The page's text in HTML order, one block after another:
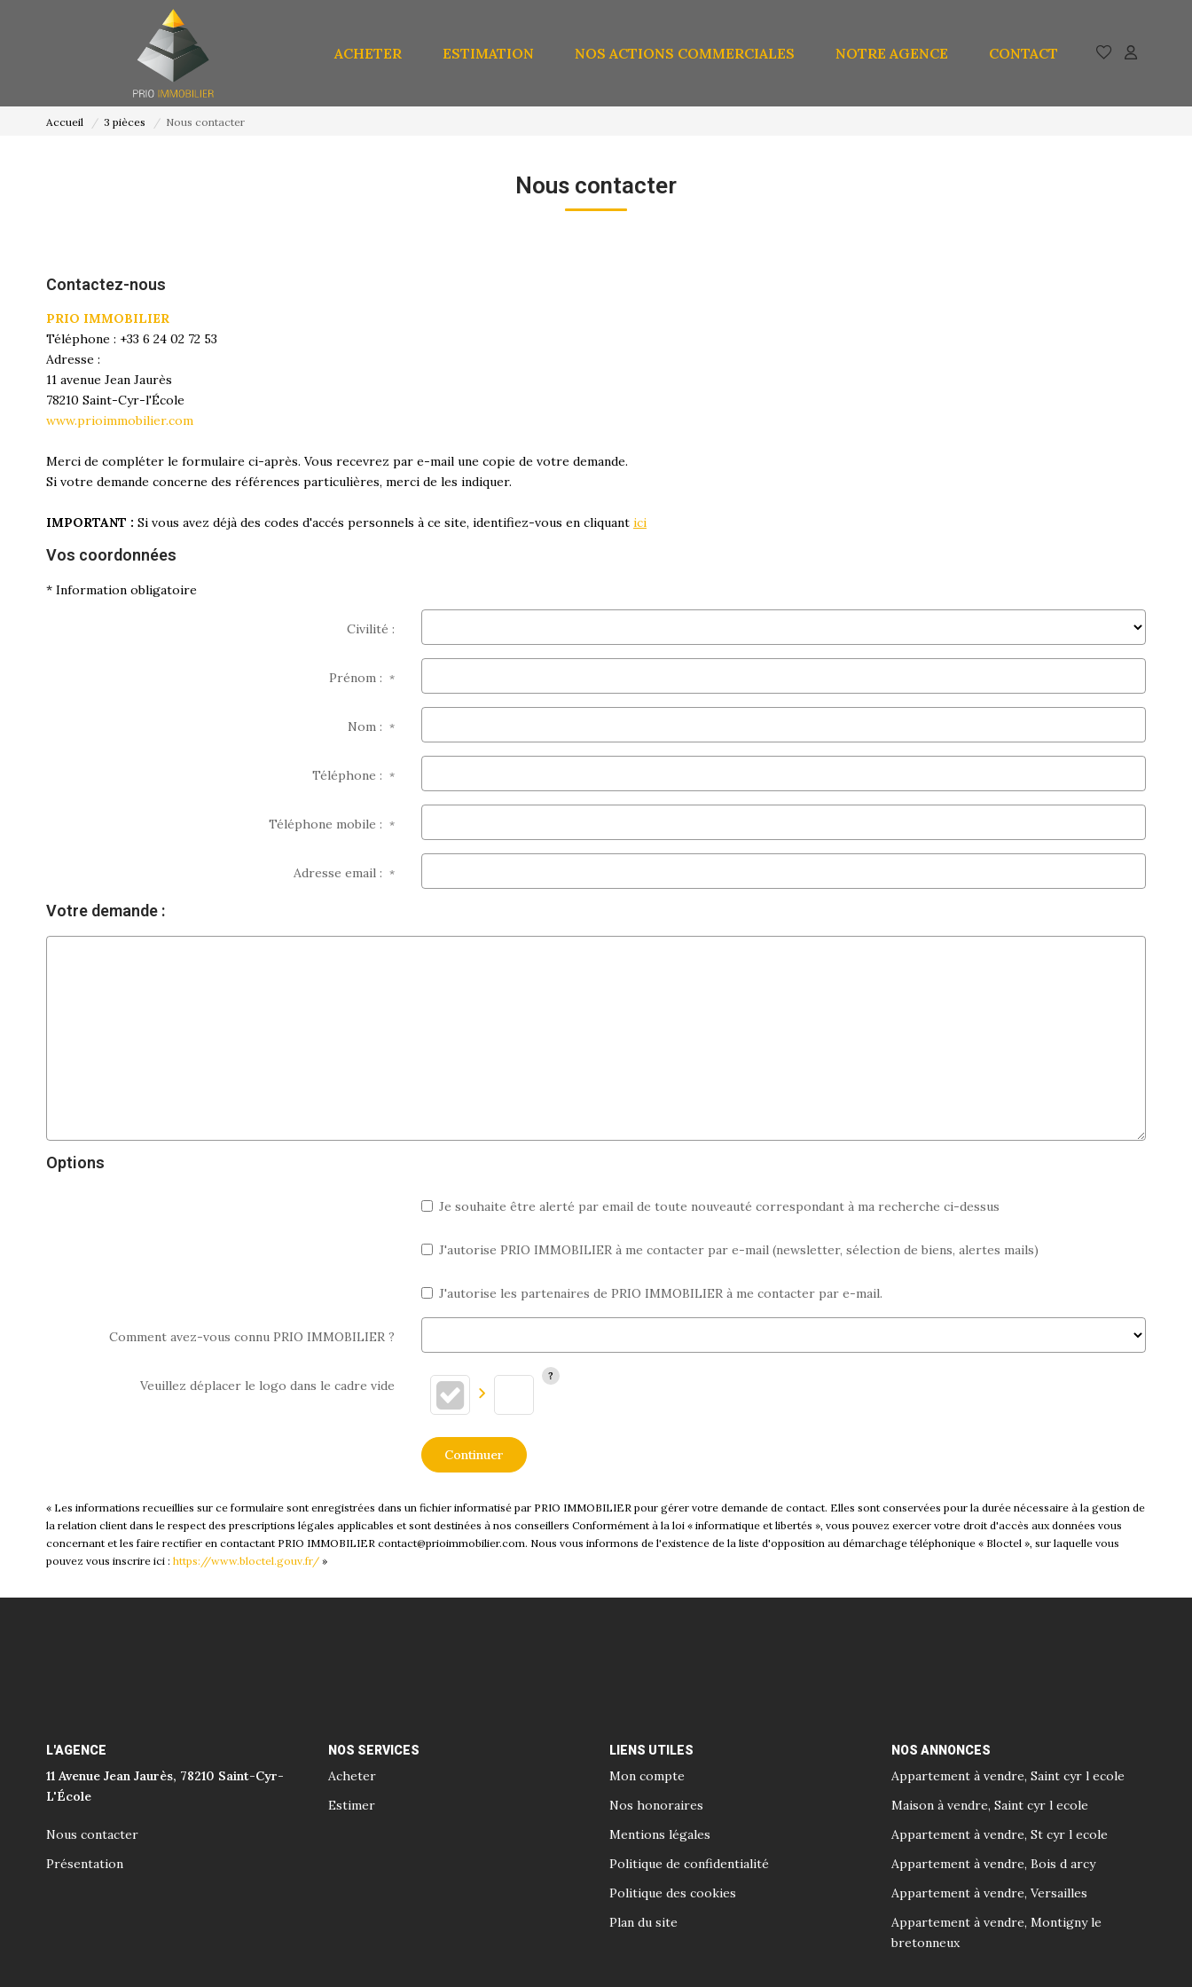
ACHETER ESTIMATION NOS ACTIONS COMMERCIALES NOTRE AGENCE CONTACT
Accueil 3 pièces Nous contacter
Nous contacter
Contactez-nous
PRIO IMMOBILIER
Téléphone : +33 6 24 02 72 53
Adresse :
11 avenue Jean Jaurès
78210 Saint-Cyr-l'École
www.prioimmobilier.com
Merci de compléter le formulaire ci-après. Vous recevrez par e-mail une copie de votre demande.
Si votre demande concerne des références particulières, merci de les indiquer.
IMPORTANT : Si vous avez déjà des codes d'accés personnels à ce site, identifiez-vous en cliquant ici
Vos coordonnées
* Information obligatoire
Civilité :
Prénom :*
Nom :*
Téléphone :*
Téléphone mobile :*
Adresse email :*
Votre demande :
Options
Je souhaite être alerté par email de toute nouveauté correspondant à ma recherche ci-dessus
J'autorise PRIO IMMOBILIER à me contacter par e-mail (newsletter, sélection de biens, alertes mails)
J'autorise les partenaires de PRIO IMMOBILIER à me contacter par e-mail.
Comment avez-vous connu PRIO IMMOBILIER ?
Veuillez déplacer le logo dans le cadre vide
Continuer
« Les informations recueillies sur ce formulaire sont enregistrées dans un fichier informatisé par PRIO IMMOBILIER pour gérer votre demande de contact. Elles sont conservées pour la durée nécessaire à la gestion de
la relation client dans le respect des prescriptions légales applicables et sont destinées à nos conseillers Conformément à la loi « informatique et libertés », vous pouvez exercer votre droit d'accès aux données vous
concernant et les faire rectifier en contactant PRIO IMMOBILIER contact@prioimmobilier.com. Nous vous informons de l'existence de la liste d'opposition au démarchage téléphonique « Bloctel », sur laquelle vous
pouvez vous inscrire ici : https://www.bloctel.gouv.fr/ »
L'AGENCE
11 Avenue Jean Jaurès, 78210 Saint-Cyr-
L'École
Nous contacter
Présentation
NOS SERVICES
Acheter
Estimer
LIENS UTILES
Mon compte
Nos honoraires
Mentions légales
Politique de confidentialité
Politique des cookies
Plan du site
NOS ANNONCES
Appartement à vendre, Saint cyr l ecole
Maison à vendre, Saint cyr l ecole
Appartement à vendre, St cyr l ecole
Appartement à vendre, Bois d arcy
Appartement à vendre, Versailles
Appartement à vendre, Montigny le
bretonneux